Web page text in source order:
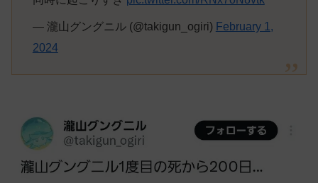
— 瀧山グングニル (@takigun_ogiri) February 1,
2024